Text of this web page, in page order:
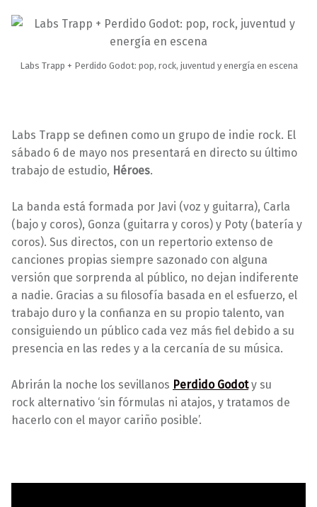
Labs Trapp + Perdido Godot: pop, rock, juventud y energía en escena
Labs Trapp se definen como un grupo de indie rock. El
sábado 6 de mayo nos presentará en directo su último
trabajo de estudio, Héroes.
La banda está formada por Javi (voz y guitarra), Carla
(bajo y coros), Gonza (guitarra y coros) y Poty (batería y
coros). Sus directos, con un repertorio extenso de
canciones propias siempre sazonado con alguna
versión que sorprenda al público, no dejan indiferente
a nadie. Gracias a su filosofía basada en el esfuerzo, el
trabajo duro y la confianza en su propio talento, van
consiguiendo un público cada vez más fiel debido a su
presencia en las redes y a la cercanía de su música.
Abrirán la noche los sevillanos Perdido Godoty su
rock alternativo ‘sin fórmulas ni atajos, y tratamos de
hacerlo con el mayor cariño posible’.